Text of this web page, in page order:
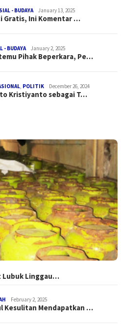
- BUDAYA January 13, 2025
Gratis, Ini Komentar …
- BUDAYA January 2, 2025
Pihak Beperkara, Pe…
, POLITIK December 26, 2024
Kristiyanto sebagai T…
Lubuk Linggau…
February 2, 2025
Kesulitan Mendapatkan …